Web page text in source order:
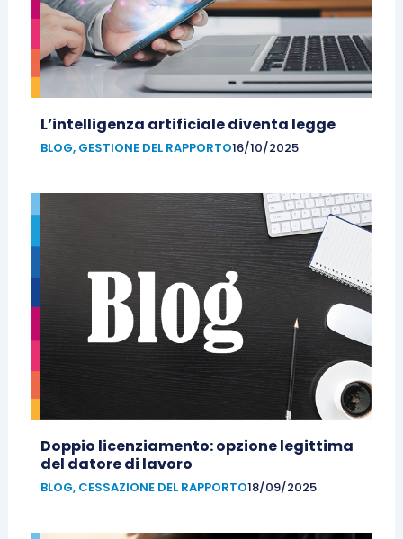
L’intelligenza artificiale diventa legge
BLOG, GESTIONE DEL RAPPORTO16/10/2025
Doppio licenziamento: opzione legittima
del datore di lavoro
BLOG, CESSAZIONE DEL RAPPORTO18/09/2025